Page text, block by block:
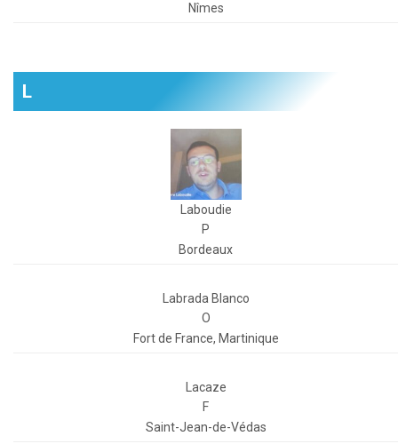
Nîmes
L
Laboudie
P
Bordeaux
Labrada Blanco
O
Fort de France, Martinique
Lacaze
F
Saint-Jean-de-Védas